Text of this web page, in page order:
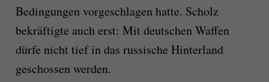
Bedingungen vorgeschlagen hatte. Scholz
bekräftigte auch erst: Mit deutschen Waffen
dürfe nicht tief in das russische Hinterland
geschossen werden.